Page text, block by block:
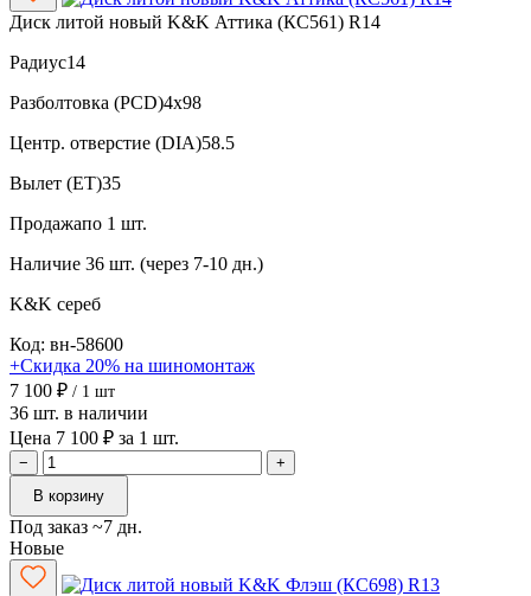
Диск литой новый K&K Аттика (КС561) R14
Радиус14
Разболтовка (PCD)4x98
Центр. отверстие (DIA)58.5
Вылет (ET)35
Продажапо 1 шт.
Наличие 36 шт. (через 7-10 дн.)
K&K сереб
Код: вн-58600
+Скидка 20% на шиномонтаж
7 100 ₽ / 1 шт
36 шт. в наличии
Цена 7 100 ₽ за 1 шт.
−
+
В корзину
Под заказ ~7 дн.
Новые